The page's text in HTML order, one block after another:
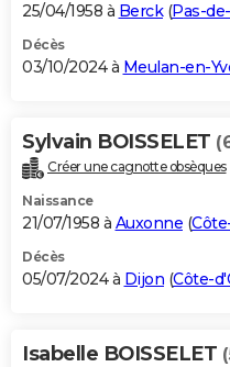
25/04/1958 à Berck(Pas-
Décès
03/10/2024 à Meulan-en-
Sylvain BOISSELET
Créer une cagnotte obsèques
Naissance
21/07/1958 à Auxonne (
Décès
05/07/2024 à Dijon (Côte-
Isabelle BOISSELET